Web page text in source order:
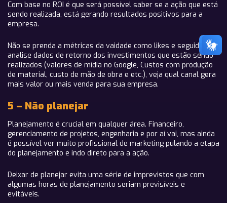
Com base no ROI é que será possível saber se a ação que está
sendo realizada, está gerando resultados positivos para a
empresa.
Não se prenda a métricas da vaidade como likes e seguidores,
analise dados de retorno dos investimentos que estão sendo
realizados (valores de mídia no Google, Custos com produção
de material, custo de mão de obra e etc.), veja qual canal gera
mais valor ou mais venda para sua empresa.
5 – Não planejar
Planejamento é crucial em qualquer área. Financeiro,
gerenciamento de projetos, engenharia e por aí vai, mas ainda
é possível ver muito profissional de marketing pulando a etapa
do planejamento e indo direto para a ação.
Deixar de planejar evita uma série de imprevistos que com
algumas horas de planejamento seriam previsíveis e
evitáveis.